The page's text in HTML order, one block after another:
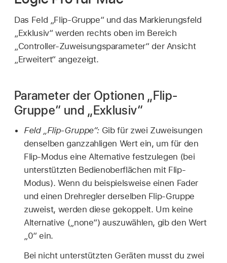
Das Feld „Flip-Gruppe“ und das Markierungsfeld
„Exklusiv“ werden rechts oben im Bereich
„Controller-Zuweisungsparameter“ der Ansicht
„Erweitert“ angezeigt.
Parameter der Optionen „Flip-
Gruppe“ und „Exklusiv“
Feld „Flip-Gruppe“: Gib für zwei Zuweisungen
denselben ganzzahligen Wert ein, um für den
Flip-Modus eine Alternative festzulegen (bei
unterstützten Bedienoberflächen mit Flip-
Modus). Wenn du beispielsweise einen Fader
und einen Drehregler derselben Flip-Gruppe
zuweist, werden diese gekoppelt. Um keine
Alternative („none“) auszuwählen, gib den Wert
„0“ ein.
Bei nicht unterstützten Geräten musst du zwei